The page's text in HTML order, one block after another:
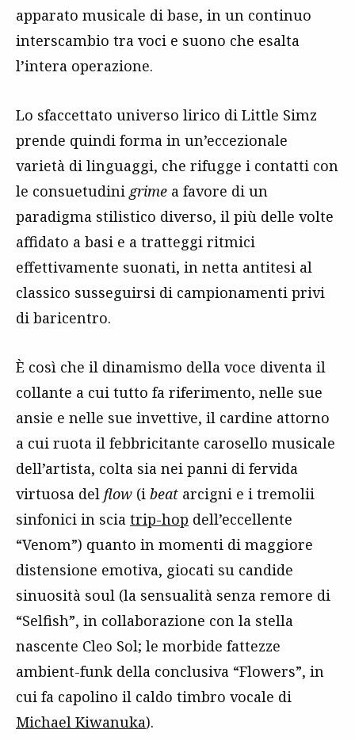
apparato musicale di base, in un continuo
interscambio tra voci e suono che esalta
l’intera operazione.
Lo sfaccettato universo lirico di Little Simz
prende quindi forma in un’eccezionale
varietà di linguaggi, che rifugge i contatti con
le consuetudini grime a favore di un
paradigma stilistico diverso, il più delle volte
affidato a basi e a tratteggi ritmici
effettivamente suonati, in netta antitesi al
classico susseguirsi di campionamenti privi
di baricentro.
È così che il dinamismo della voce diventa il
collante a cui tutto fa riferimento, nelle sue
ansie e nelle sue invettive, il cardine attorno
a cui ruota il febbricitante carosello musicale
dell’artista, colta sia nei panni di fervida
virtuosa del flow (i beat arcigni e i tremolii
sinfonici in scia trip-hop dell’eccellente
“Venom”) quanto in momenti di maggiore
distensione emotiva, giocati su candide
sinuosità soul (la sensualità senza remore di
“Selfish”, in collaborazione con la stella
nascente Cleo Sol; le morbide fattezze
ambient-funk della conclusiva “Flowers”, in
cui fa capolino il caldo timbro vocale di
Michael Kiwanuka).